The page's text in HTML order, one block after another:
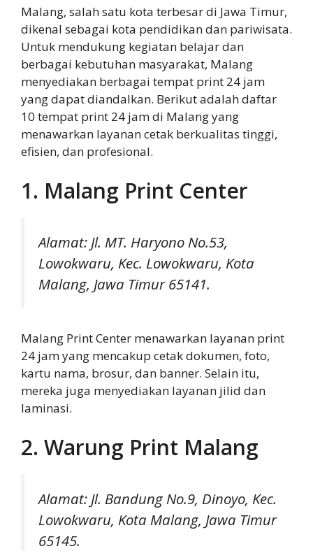
Malang, salah satu kota terbesar di Jawa Timur,
dikenal sebagai kota pendidikan dan pariwisata.
Untuk mendukung kegiatan belajar dan
berbagai kebutuhan masyarakat, Malang
menyediakan berbagai tempat print 24 jam
yang dapat diandalkan. Berikut adalah daftar
10 tempat print 24 jam di Malang yang
menawarkan layanan cetak berkualitas tinggi,
efisien, dan profesional.
1. Malang Print Center
Alamat: Jl. MT. Haryono No.53,
Lowokwaru, Kec. Lowokwaru, Kota
Malang, Jawa Timur 65141.
Malang Print Center menawarkan layanan print
24 jam yang mencakup cetak dokumen, foto,
kartu nama, brosur, dan banner. Selain itu,
mereka juga menyediakan layanan jilid dan
laminasi.
2. Warung Print Malang
Alamat: Jl. Bandung No.9, Dinoyo, Kec.
Lowokwaru, Kota Malang, Jawa Timur
65145.